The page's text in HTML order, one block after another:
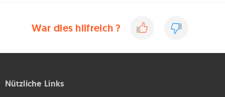
War dies hilfreich ?
Nützliche Links